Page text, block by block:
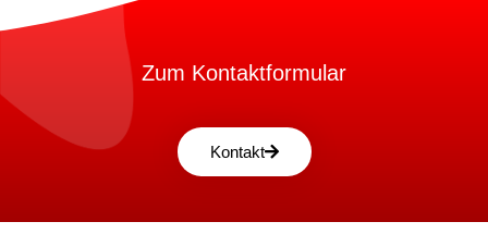
Zum Kontaktformular
Kontakt